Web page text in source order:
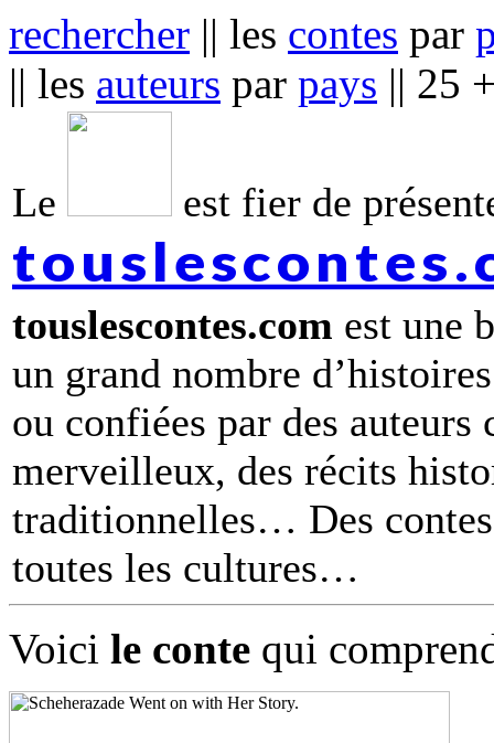
rechercher || les contes par
|| les auteurs par pays || 25
Le est fier de
touslescontes.com est une
un grand nombre
ou confiées par des
merveilleux, des récits
traditionnelles… Des
toutes les cultures
Voici le conte qui